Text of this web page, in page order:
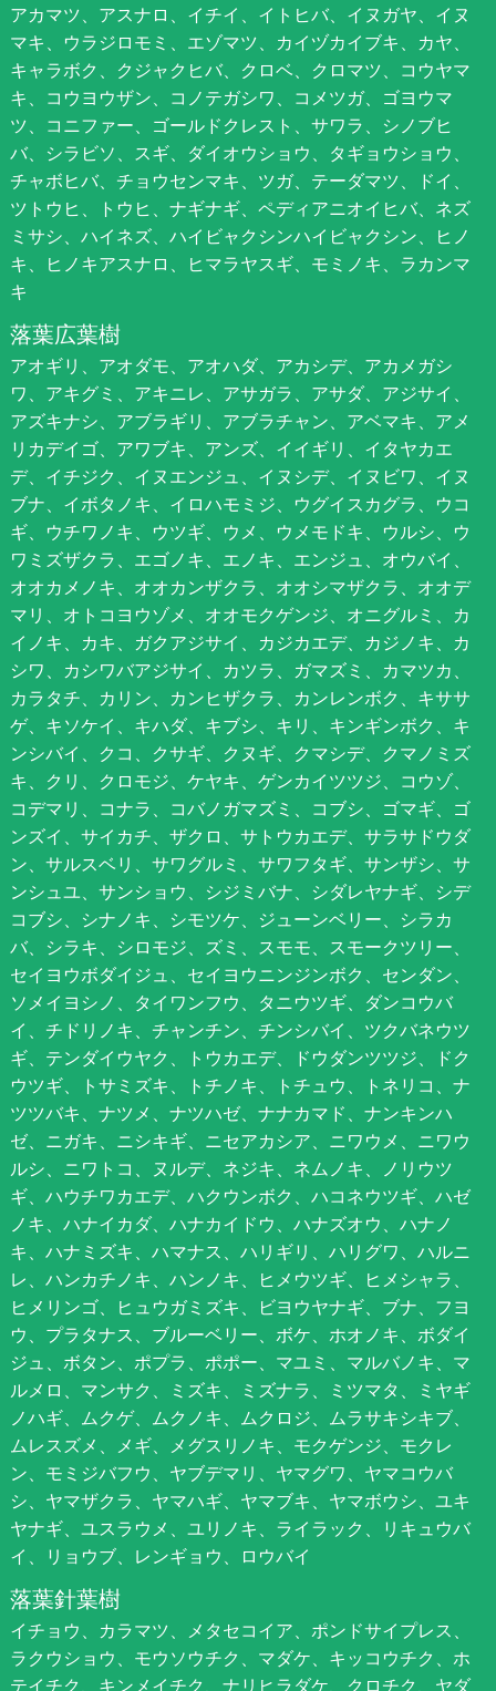
アカマツ、アスナロ、イチイ、イトヒバ、イヌガヤ、イヌ
マキ、ウラジロモミ、エゾマツ、カイヅカイブキ、カヤ、
キャラボク、クジャクヒバ、クロベ、クロマツ、コウヤマ
キ、コウヨウザン、コノテガシワ、コメツガ、ゴヨウマ
ツ、コニファー、ゴールドクレスト、サワラ、シノブヒ
バ、シラビソ、スギ、ダイオウショウ、タギョウショウ、
チャボヒバ、チョウセンマキ、ツガ、テーダマツ、ドイ、
ツトウヒ、トウヒ、ナギナギ、ペディアニオイヒバ、ネズ
ミサシ、ハイネズ、ハイビャクシンハイビャクシン、ヒノ
キ、ヒノキアスナロ、ヒマラヤスギ、モミノキ、ラカンマ
キ
落葉広葉樹
アオギリ、アオダモ、アオハダ、アカシデ、アカメガシ
ワ、アキグミ、アキニレ、アサガラ、アサダ、アジサイ、
アズキナシ、アブラギリ、アブラチャン、アベマキ、アメ
リカデイゴ、アワブキ、アンズ、イイギリ、イタヤカエ
デ、イチジク、イヌエンジュ、イヌシデ、イヌビワ、イヌ
ブナ、イボタノキ、イロハモミジ、ウグイスカグラ、ウコ
ギ、ウチワノキ、ウツギ、ウメ、ウメモドキ、ウルシ、ウ
ワミズザクラ、エゴノキ、エノキ、エンジュ、オウバイ、
オオカメノキ、オオカンザクラ、オオシマザクラ、オオデ
マリ、オトコヨウゾメ、オオモクゲンジ、オニグルミ、カ
イノキ、カキ、ガクアジサイ、カジカエデ、カジノキ、カ
シワ、カシワバアジサイ、カツラ、ガマズミ、カマツカ、
カラタチ、カリン、カンヒザクラ、カンレンボク、キササ
ゲ、キソケイ、キハダ、キブシ、キリ、キンギンボク、キ
ンシバイ、クコ、クサギ、クヌギ、クマシデ、クマノミズ
キ、クリ、クロモジ、ケヤキ、ゲンカイツツジ、コウゾ、
コデマリ、コナラ、コバノガマズミ、コブシ、ゴマギ、ゴ
ンズイ、サイカチ、ザクロ、サトウカエデ、サラサドウダ
ン、サルスベリ、サワグルミ、サワフタギ、サンザシ、サ
ンシュユ、サンショウ、シジミバナ、シダレヤナギ、シデ
コブシ、シナノキ、シモツケ、ジューンベリー、シラカ
バ、シラキ、シロモジ、ズミ、スモモ、スモークツリー、
セイヨウボダイジュ、セイヨウニンジンボク、センダン、
ソメイヨシノ、タイワンフウ、タニウツギ、ダンコウバ
イ、チドリノキ、チャンチン、チンシバイ、ツクバネウツ
ギ、テンダイウヤク、トウカエデ、ドウダンツツジ、ドク
ウツギ、トサミズキ、トチノキ、トチュウ、トネリコ、ナ
ツツバキ、ナツメ、ナツハゼ、ナナカマド、ナンキンハ
ゼ、ニガキ、ニシキギ、ニセアカシア、ニワウメ、ニワウ
ルシ、ニワトコ、ヌルデ、ネジキ、ネムノキ、ノリウツ
ギ、ハウチワカエデ、ハクウンボク、ハコネウツギ、ハゼ
ノキ、ハナイカダ、ハナカイドウ、ハナズオウ、ハナノ
キ、ハナミズキ、ハマナス、ハリギリ、ハリグワ、ハルニ
レ、ハンカチノキ、ハンノキ、ヒメウツギ、ヒメシャラ、
ヒメリンゴ、ヒュウガミズキ、ビヨウヤナギ、ブナ、フヨ
ウ、プラタナス、ブルーベリー、ボケ、ホオノキ、ボダイ
ジュ、ボタン、ポプラ、ポポー、マユミ、マルバノキ、マ
ルメロ、マンサク、ミズキ、ミズナラ、ミツマタ、ミヤギ
ノハギ、ムクゲ、ムクノキ、ムクロジ、ムラサキシキブ、
ムレスズメ、メギ、メグスリノキ、モクゲンジ、モクレ
ン、モミジバフウ、ヤブデマリ、ヤマグワ、ヤマコウバ
シ、ヤマザクラ、ヤマハギ、ヤマブキ、ヤマボウシ、ユキ
ヤナギ、ユスラウメ、ユリノキ、ライラック、リキュウバ
イ、リョウブ、レンギョウ、ロウバイ
落葉針葉樹
イチョウ、カラマツ、メタセコイア、ポンドサイプレス、
ラクウショウ、モウソウチク、マダケ、キッコウチク、ホ
テイチク、キンメイチク、ナリヒラダケ、クロチク、ヤダ